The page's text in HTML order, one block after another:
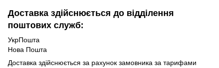
Доставка здійснюється до відділення
поштових служб:
УкрПошта
Нова Пошта
Доставка здійснюється за рахунок замовника за тарифами